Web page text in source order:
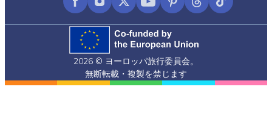
FacebookInstagram
X
(formerly
Twitter)
YouTubePinterest
ThreadsTikTok
2026 © ヨーロッパ旅行委員会。
無断転載・複製を禁じます